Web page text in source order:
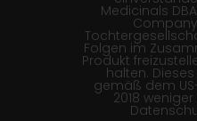
Medicinals
Folgen im
Produkt
halten.
gemäß dem
2018 weniger